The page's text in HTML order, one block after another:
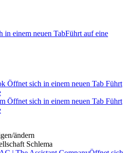
in einem neuen TabFührt auf eine
Öffnet sich in einem neuen Tab Führt
Öffnet sich in einem neuen Tab Führt
ändern
Schlema